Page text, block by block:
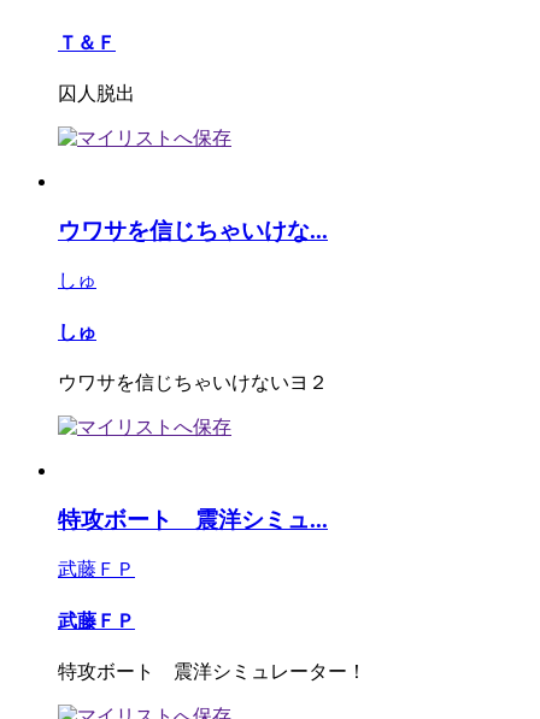
Ｔ＆Ｆ
囚人脱出
ウワサを信じちゃいけな...
しゅ
しゅ
ウワサを信じちゃいけないヨ２
特攻ボート 震洋シミュ...
武藤ＦＰ
武藤ＦＰ
特攻ボート 震洋シミュレーター！